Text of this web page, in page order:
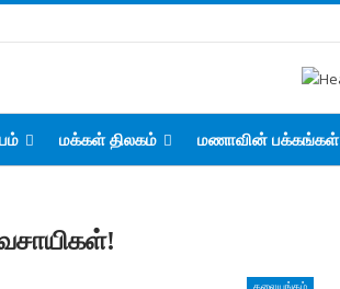
மக்கள் திலகம் மணாவின் பக்கங்கள்
தலையங்கம்